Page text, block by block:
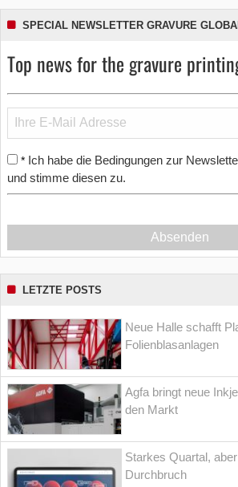
SPECIAL NEWSLETTER GRAVURE
Top news for the gravure
* Ich habe die Bedingungen zur
und stimme diesen zu.
Absenden
LETZTE POSTS
Neue Halle schafft
Folienblasanlagen
Agfa bringt neue
den Markt
Starkes Quartal,
Durchbruch